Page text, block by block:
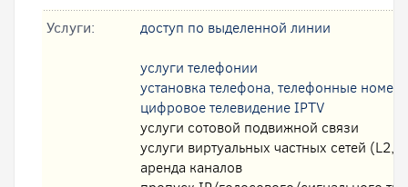
Услуги:
доступ по выделенной линии
услуги телефонии
установка телефона, телефонные номера
цифровое телевидение IPTV
услуги сотовой подвижной связи
услуги виртуальных частных сетей (L2,
аренда каналов